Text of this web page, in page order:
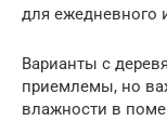
для ежедневного
Варианты с
приемлемы, но
влажности в